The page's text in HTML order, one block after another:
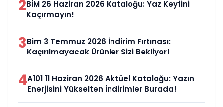
2BİM 26 Haziran 2026 Kataloğu: Yaz Keyfini
Kaçırmayın!
3Bim 3 Temmuz 2026 İndirim Fırtınası:
Kaçırılmayacak Ürünler Sizi Bekliyor!
4A101 11 Haziran 2026 Aktüel Kataloğu: Yazın
Enerjisini Yükselten İndirimler Burada!